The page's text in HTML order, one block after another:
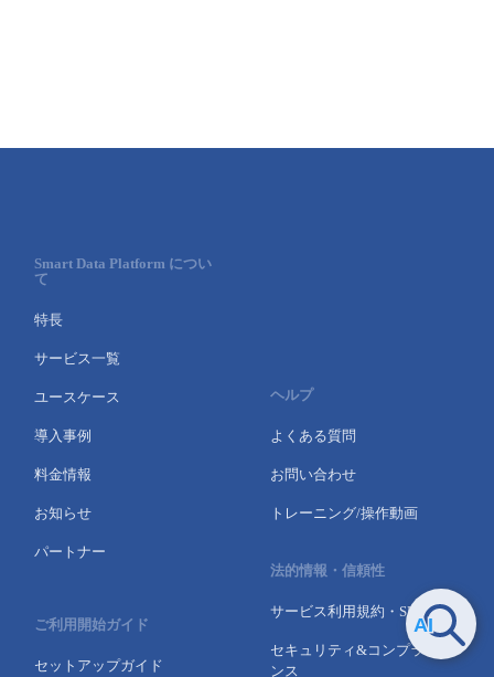
Smart Data Platform につい
て
特長
サービス一覧
ユースケース
導入事例
料金情報
お知らせ
パートナー
ご利用開始ガイド
セットアップガイド
ヘルプ
よくある質問
お問い合わせ
トレーニング/操作動画
法的情報・信頼性
サービス利用規約・SLA
セキュリティ&コンプライア
ンス